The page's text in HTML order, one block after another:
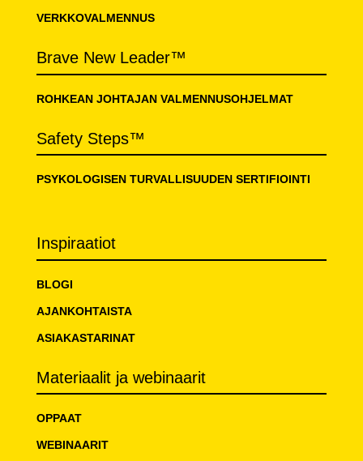
VERKKOVALMENNUS
Brave New Leader™
ROHKEAN JOHTAJAN VALMENNUSOHJELMAT
Safety Steps™
PSYKOLOGISEN TURVALLISUUDEN SERTIFIOINTI
Inspiraatiot
BLOGI
AJANKOHTAISTA
ASIAKASTARINAT
Materiaalit ja webinaarit
OPPAAT
WEBINAARIT